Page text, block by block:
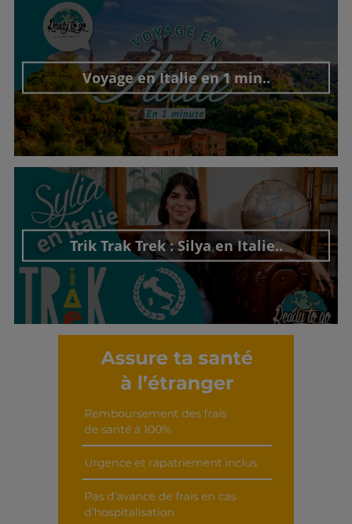
Voyage en Italie en 1 min..
Découvrir cet interview
Trik Trak Trek : Silya en Italie..
Découvrir cet interview